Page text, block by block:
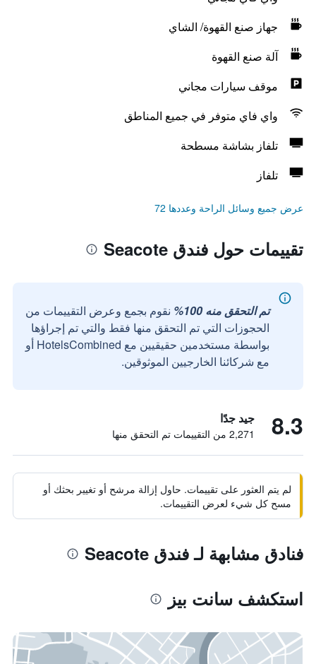
جهاز صنع القهوة/ الشاي
آلة صنع القهوة
موقف سيارات مجاني
واي فاي متوفر في جميع المناطق
تلفاز بشاشة مسطحة
تلفاز
عرض جميع وسائل الراحة وعددها 72
تقييمات حول فندق Seacote
تم التحقق منه 100%
نقوم بجمع وعرض التقييمات من
الحجوزات التي تم التحقق منها فقط والتي تم إجراؤها
بواسطة مستخدمين حقيقيين مع HotelsCombined أو
مع شركائنا الخارجيين الموثوقين.
8.3 جيد جدًا
2,271 من التقييمات تم التحقق منها
لم يتم العثور على تقييمات. حاول إزالة مرشح أو تغيير بحثك أو
مسح كل شيء لعرض التقييمات.
فنادق مشابهة لـ فندق Seacote
استكشف سانت بيز